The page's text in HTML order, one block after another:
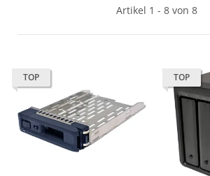
Artikel 1 - 8 von 8
TOP TOP